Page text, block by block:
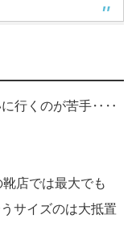
に行くのが苦手‥‥
店では最大でも
サイズのは大抵置